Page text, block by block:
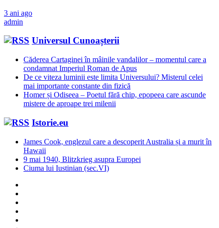
3 ani ago
admin
Universul Cunoașterii
Căderea Cartaginei în mâinile vandalilor – momentul care a
condamnat Imperiul Roman de Apus
De ce viteza luminii este limita Universului? Misterul celei
mai importante constante din fizică
Homer și Odiseea – Poetul fără chip, epopeea care ascunde
mistere de aproape trei milenii
Istorie.eu
James Cook, englezul care a descoperit Australia și a murit în
Hawaii
9 mai 1940, Blitzkrieg asupra Europei
Ciuma lui Iustinian (sec.VI)